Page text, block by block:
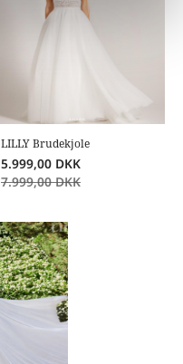
LILLY Brudekjole
5.999,00 DKK
7.999,00 DKK